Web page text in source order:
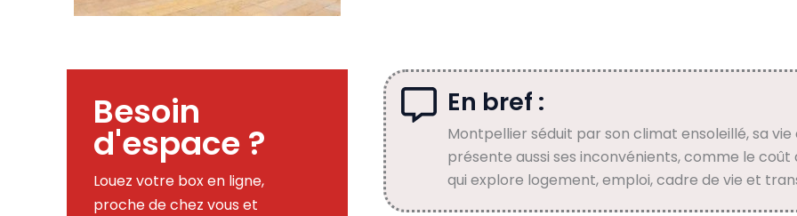
Besoin
d'espace ?
Louez votre box en ligne,
proche de chez vous et
En bref :
Montpellier séduit par son climat ensoleillé, sa
présente aussi ses inconvénients, comme le
qui explore logement, emploi, cadre de vie et